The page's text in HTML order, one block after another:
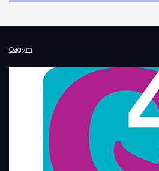
Q4gym